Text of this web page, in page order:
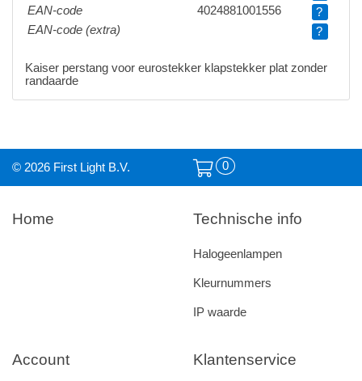
EAN-code
4024881001556
?
EAN-code (extra)
?
Kaiser perstang voor eurostekker klapstekker plat zonder
randaarde
© 2026 First Light B.V. 0
Home
Klantenservice
Account
Technische info
Halogeenlampen
Kleurnummers
IP waarde